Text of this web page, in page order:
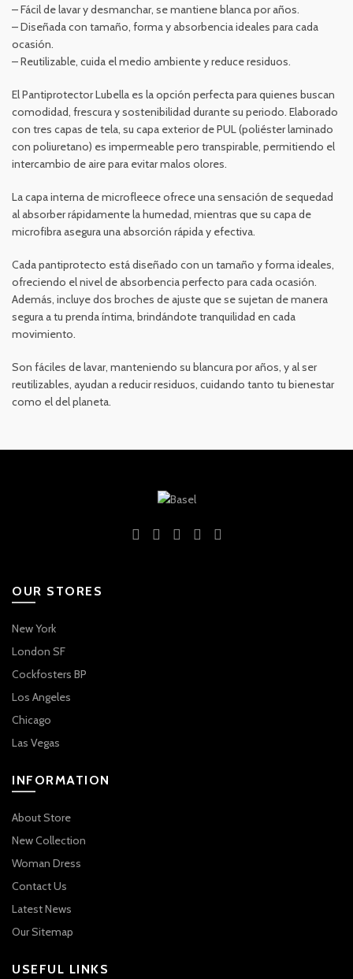
– Fácil de lavar y desmanchar, se mantiene blanca por años.
– Diseñada con tamaño, forma y absorbencia ideales para cada
ocasión.
– Reutilizable, cuida el medio ambiente y reduce residuos.
El Pantiprotector Lubella es la opción perfecta para quienes buscan
comodidad, frescura y sostenibilidad durante su periodo. Elaborado
con tres capas de tela, su capa exterior de PUL (poliéster laminado
con poliuretano) es impermeable pero transpirable, permitiendo el
intercambio de aire para evitar malos olores.
La capa interna de microfleece ofrece una sensación de sequedad
al absorber rápidamente la humedad, mientras que su capa de
microfibra asegura una absorción rápida y efectiva.
Cada pantiprotecto está diseñado con un tamaño y forma ideales,
ofreciendo el nivel de absorbencia perfecto para cada ocasión.
Además, incluye dos broches de ajuste que se sujetan de manera
segura a tu prenda íntima, brindándote tranquilidad en cada
movimiento.
Son fáciles de lavar, manteniendo su blancura por años, y al ser
reutilizables, ayudan a reducir residuos, cuidando tanto tu bienestar
como el del planeta.
OUR STORES
New York
London SF
Cockfosters BP
Los Angeles
Chicago
Las Vegas
INFORMATION
About Store
New Collection
Woman Dress
Contact Us
Latest News
Our Sitemap
USEFUL LINKS